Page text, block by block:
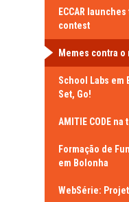
ECCAR
contest
Memes contra o
School Labs em
Set, Go!
AMITIE CODE
Formação de
em Bolonha
WebSérie: